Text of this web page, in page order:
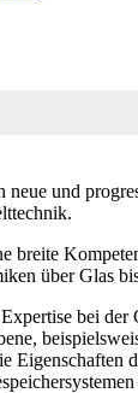
und
breite
über Glas
bei